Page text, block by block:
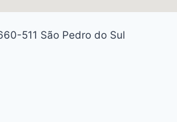
511 São Pedro do Sul